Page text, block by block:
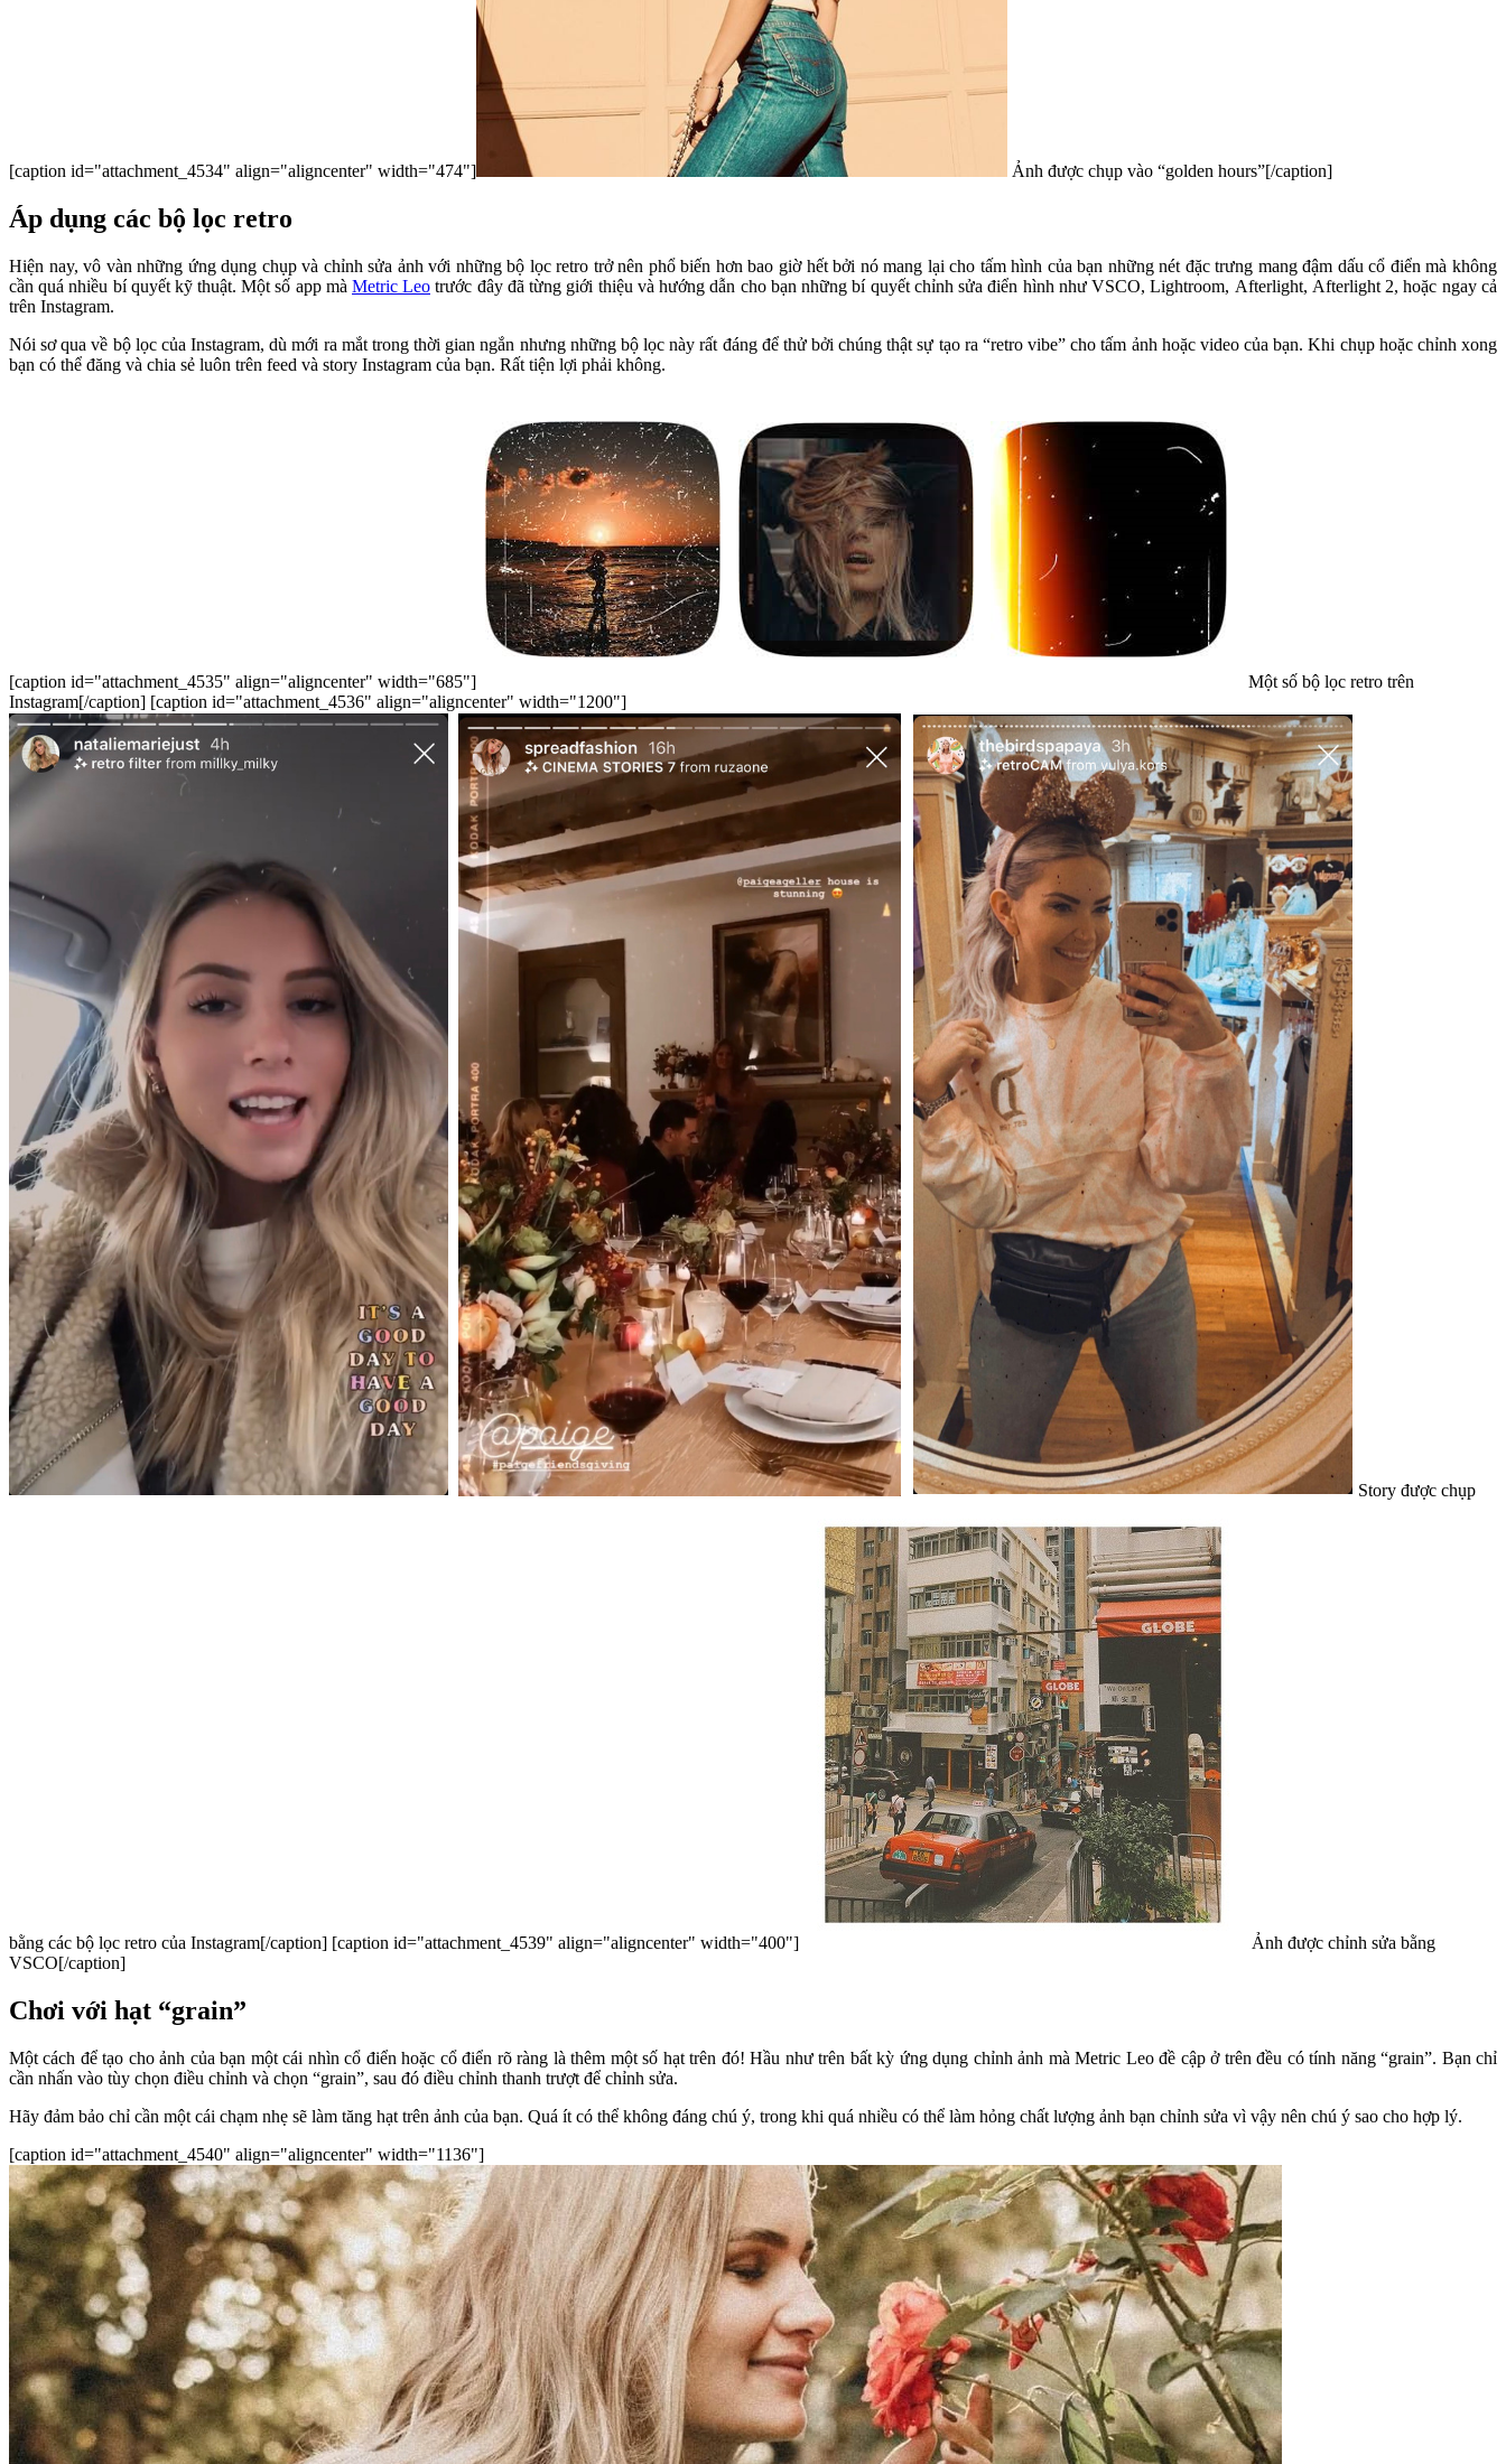
[caption id="attachment_4534" align="aligncenter" width="474"] Ảnh được chụp vào “golden hours”[/caption]
Áp dụng các bộ lọc retro
Hiện nay, vô vàn những ứng dụng chụp và chỉnh sửa ảnh với những bộ lọc retro trở nên phổ biến hơn bao giờ hết bởi nó mang lại cho tấm hình của bạn những nét đặc trưng mang đậm dấu cổ điển mà không
cần quá nhiều bí quyết kỹ thuật. Một số app mà Metric Leo trước đây đã từng giới thiệu và hướng dẫn cho bạn những bí quyết chỉnh sửa điển hình như VSCO, Lightroom, Afterlight, Afterlight 2, hoặc ngay cả
trên Instagram.
Nói sơ qua về bộ lọc của Instagram, dù mới ra mắt trong thời gian ngắn nhưng những bộ lọc này rất đáng để thử bởi chúng thật sự tạo ra “retro vibe” cho tấm ảnh hoặc video của bạn. Khi chụp hoặc chỉnh xong
bạn có thể đăng và chia sẻ luôn trên feed và story Instagram của bạn. Rất tiện lợi phải không.
[caption id="attachment_4535" align="aligncenter" width="685"]
Một số bộ lọc retro trên
Instagram[/caption] [caption id="attachment_4536" align="aligncenter" width="1200"]
Story được chụp
bằng các bộ lọc retro của Instagram[/caption] [caption id="attachment_4539" align="aligncenter" width="400"]
Ảnh được chỉnh sửa bằng
VSCO[/caption]
Chơi với hạt “grain”
Một cách để tạo cho ảnh của bạn một cái nhìn cổ điển hoặc cổ điển rõ ràng là thêm một số hạt trên đó! Hầu như trên bất kỳ ứng dụng chỉnh ảnh mà Metric Leo đề cập ở trên đều có tính năng “grain”. Bạn chỉ
cần nhấn vào tùy chọn điều chỉnh và chọn “grain”, sau đó điều chỉnh thanh trượt để chỉnh sửa.
Hãy đảm bảo chỉ cần một cái chạm nhẹ sẽ làm tăng hạt trên ảnh của bạn. Quá ít có thể không đáng chú ý, trong khi quá nhiều có thể làm hỏng chất lượng ảnh bạn chỉnh sửa vì vậy nên chú ý sao cho hợp lý.
[caption id="attachment_4540" align="aligncenter" width="1136"]